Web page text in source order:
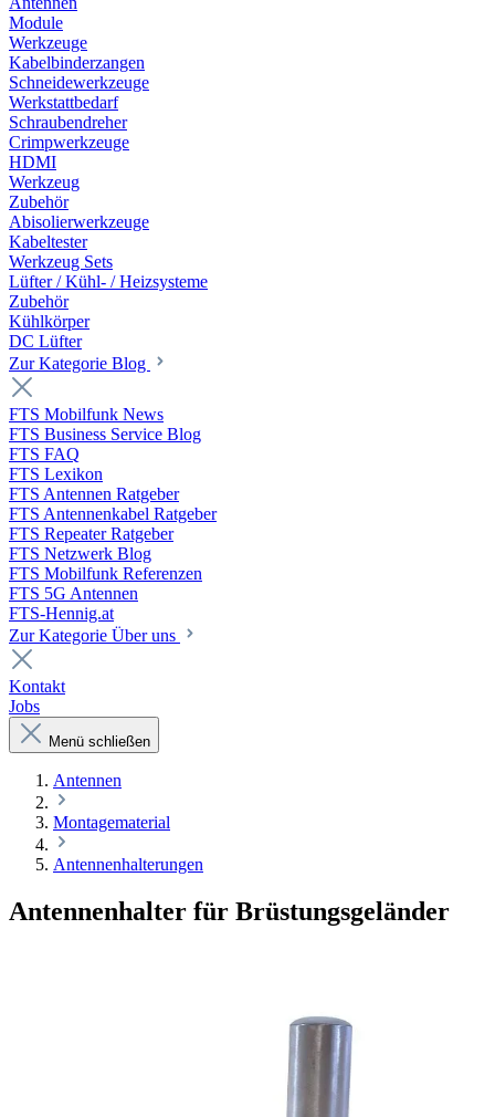
Module
Werkzeuge
Kabelbinderzangen
Schneidewerkzeuge
Werkstattbedarf
Schraubendreher
Crimpwerkzeuge
HDMI
Werkzeug
Zubehör
Abisolierwerkzeuge
Kabeltester
Werkzeug Sets
Lüfter / Kühl- / Heizsysteme
Zubehör
Kühlkörper
DC Lüfter
Zur Kategorie Blog
FTS Mobilfunk News
FTS Business Service Blog
FTS FAQ
FTS Lexikon
FTS Antennen Ratgeber
FTS Antennenkabel Ratgeber
FTS Repeater Ratgeber
FTS Netzwerk Blog
FTS Mobilfunk Referenzen
FTS 5G Antennen
FTS-Hennig.at
Zur Kategorie Über uns
Kontakt
Jobs
Menü schließen
Antennen
Montagematerial
Antennenhalterungen
Antennenhalter für Brüstungsgeländer